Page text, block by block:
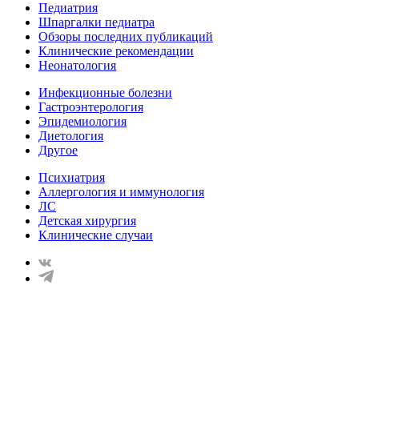
Педиатрия
Шпаргалки педиатра
Обзоры последних публикаций
Клинические рекомендации
Неонатология
Инфекционные болезни
Гастроэнтерология
Эпидемиология
Диетология
Другое
Психиатрия
Аллергология и иммунология
ЛС
Детская хирургия
Клинические случаи